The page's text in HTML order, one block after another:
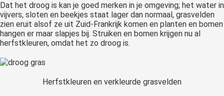
Dat het droog is kan je goed merken in je omgeving; het water in
vijvers, sloten en beekjes staat lager dan normaal, grasvelden
zien eruit alsof ze uit Zuid-Frankrijk komen en planten en bomen
hangen er maar slapjes bij. Struiken en bomen krijgen nu al
herfstkleuren, omdat het zo droog is.
Herfstkleuren en verkleurde grasvelden